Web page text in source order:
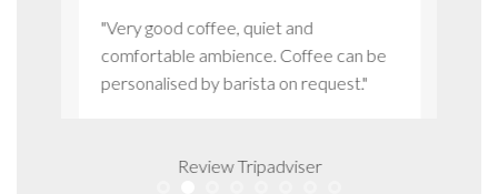
"Very good coffee, quiet and
comfortable ambience. Coffee can be
personalised by barista on request."
Review Tripadviser